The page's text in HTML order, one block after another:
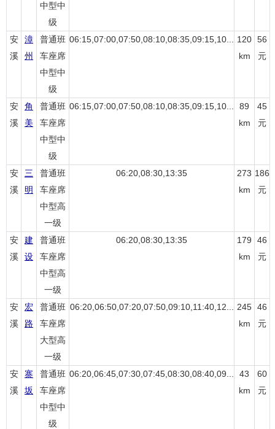
中型中
级
安
溪
漳
州
普通班
车座席
中型中
级
06:15,07:00,07:50,08:10,08:35,09:15,10...
120
km
56
元
安
溪
角
美
普通班
车座席
中型中
级
06:15,07:00,07:50,08:10,08:35,09:15,10...
89
km
45
元
安
溪
三
明
普通班
车座席
中型高
一级
06:20,08:30,13:35
273
km
186
元
安
溪
建
设
普通班
车座席
中型高
一级
06:20,08:30,13:35
179
km
46
元
安
溪
宏
路
普通班
车座席
大型高
一级
06:20,06:50,07:20,07:50,09:10,11:40,12...
245
km
46
元
安
溪
寨
坂
普通班
车座席
中型中
级
06:20,06:45,07:30,07:45,08:30,08:40,09...
43
km
60
元